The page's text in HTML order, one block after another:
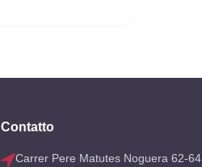
Contatto
Carrer Pere Matutes Noguera 62-64